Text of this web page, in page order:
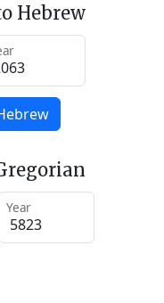
Hebrew
Year